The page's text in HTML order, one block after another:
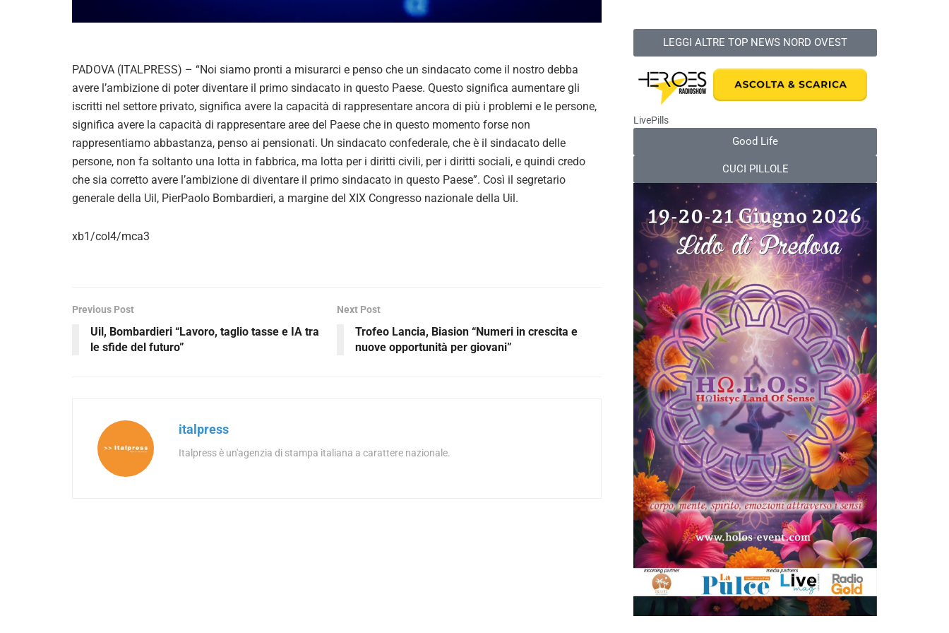
V
d
e
o
PADOVA (ITALPRESS) – “Noi siamo pronti a misurarci e penso che un sindacato come il nostro debba
avere l’ambizione di poter diventare il primo sindacato in questo Paese. Questo significa aumentare gli
iscritti nel settore privato, significa avere la capacità di rappresentare ancora di più i problemi e le persone,
significa avere la capacità di rappresentare aree del Paese che in questo momento forse non
rappresentiamo abbastanza, penso ai pensionati. Un sindacato confederale, che è il sindacato delle
persone, non fa soltanto una lotta in fabbrica, ma lotta per i diritti civili, per i diritti sociali, e quindi credo
che sia corretto avere l’ambizione di diventare il primo sindacato in questo Paese”. Così il segretario
generale della Uil, PierPaolo Bombardieri, a margine del XIX Congresso nazionale della Uil.
xb1/col4/mca3
Previous Post
Uil, Bombardieri “Lavoro, taglio tasse e IA tra
le sfide del futuro”
Next Post
Trofeo Lancia, Biasion “Numeri in crescita e
nuove opportunità per giovani”
italpress
Italpress è un'agenzia di stampa italiana a carattere nazionale.
LEGGI ALTRE TOP NEWS NORD OVEST
LivePills
Good Life
CUCI PILLOLE